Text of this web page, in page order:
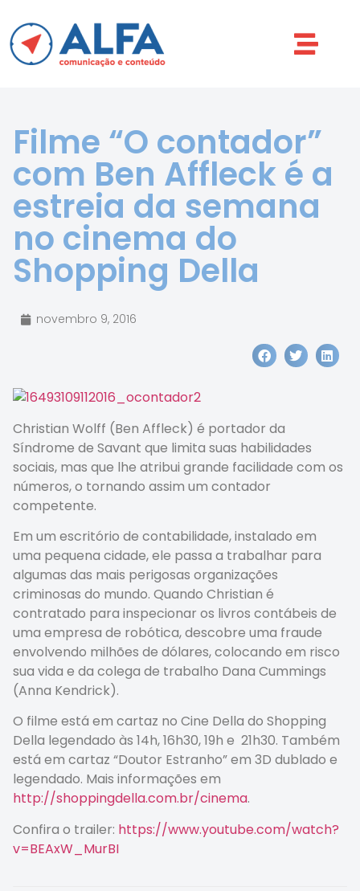
Filme “O contador”
com Ben Affleck é a
estreia da semana
no cinema do
Shopping Della
novembro 9, 2016
Christian Wolff (Ben Affleck) é portador da
Síndrome de Savant que limita suas habilidades
sociais, mas que lhe atribui grande facilidade com os
números, o tornando assim um contador
competente.
Em um escritório de contabilidade, instalado em
uma pequena cidade, ele passa a trabalhar para
algumas das mais perigosas organizações
criminosas do mundo. Quando Christian é
contratado para inspecionar os livros contábeis de
uma empresa de robótica, descobre uma fraude
envolvendo milhões de dólares, colocando em risco
sua vida e da colega de trabalho Dana Cummings
(Anna Kendrick).
O filme está em cartaz no Cine Della do Shopping
Della legendado às 14h, 16h30, 19h e 21h30. Também
está em cartaz “Doutor Estranho” em 3D dublado e
legendado. Mais informações em
http://shoppingdella.com.br/cinema.
Confira o trailer: https://www.youtube.com/watch?
v=BEAxW_MurBI